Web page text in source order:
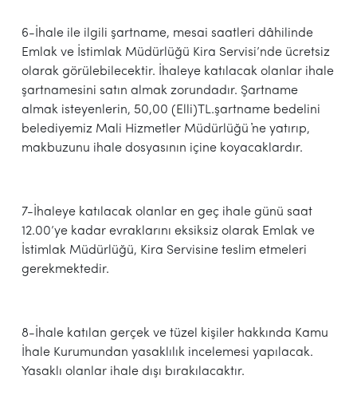
6-İhale ile ilgili şartname, mesai saatleri dâhilinde
Emlak ve İstimlak Müdürlüğü Kira Servisi’nde ücretsiz
olarak görülebilecektir. İhaleye katılacak olanlar ihale
şartnamesini satın almak zorundadır. Şartname
almak isteyenlerin, 50,00 (Elli)TL.şartname bedelini
belediyemiz Mali Hizmetler Müdürlüğü ҆ne yatırıp,
makbuzunu ihale dosyasının içine koyacaklardır.
7-İhaleye katılacak olanlar en geç ihale günü saat
12.00’ye kadar evraklarını eksiksiz olarak Emlak ve
İstimlak Müdürlüğü, Kira Servisine teslim etmeleri
gerekmektedir.
8-İhale katılan gerçek ve tüzel kişiler hakkında Kamu
İhale Kurumundan yasaklılık incelemesi yapılacak.
Yasaklı olanlar ihale dışı bırakılacaktır.